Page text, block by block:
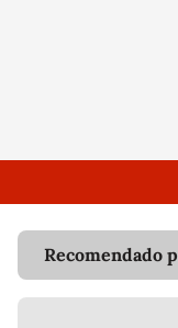
Recomendado